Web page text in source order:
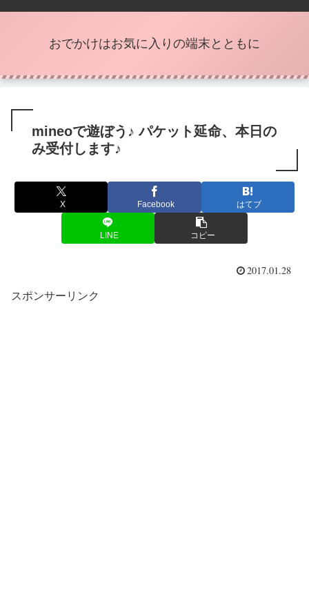
おでかけはお気に入りの端末とともに
mineoで遊ぼう♪ パケット延命、本日の
み受付します♪
X Facebook はてブ
LINE コピー
2017.01.28
スポンサーリンク